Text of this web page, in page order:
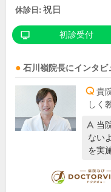
休診日: 祝日
初診受付
石川嶺院長にインタビ
貴
しく
当
ない
を実